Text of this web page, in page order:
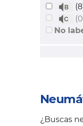
¿Buscas